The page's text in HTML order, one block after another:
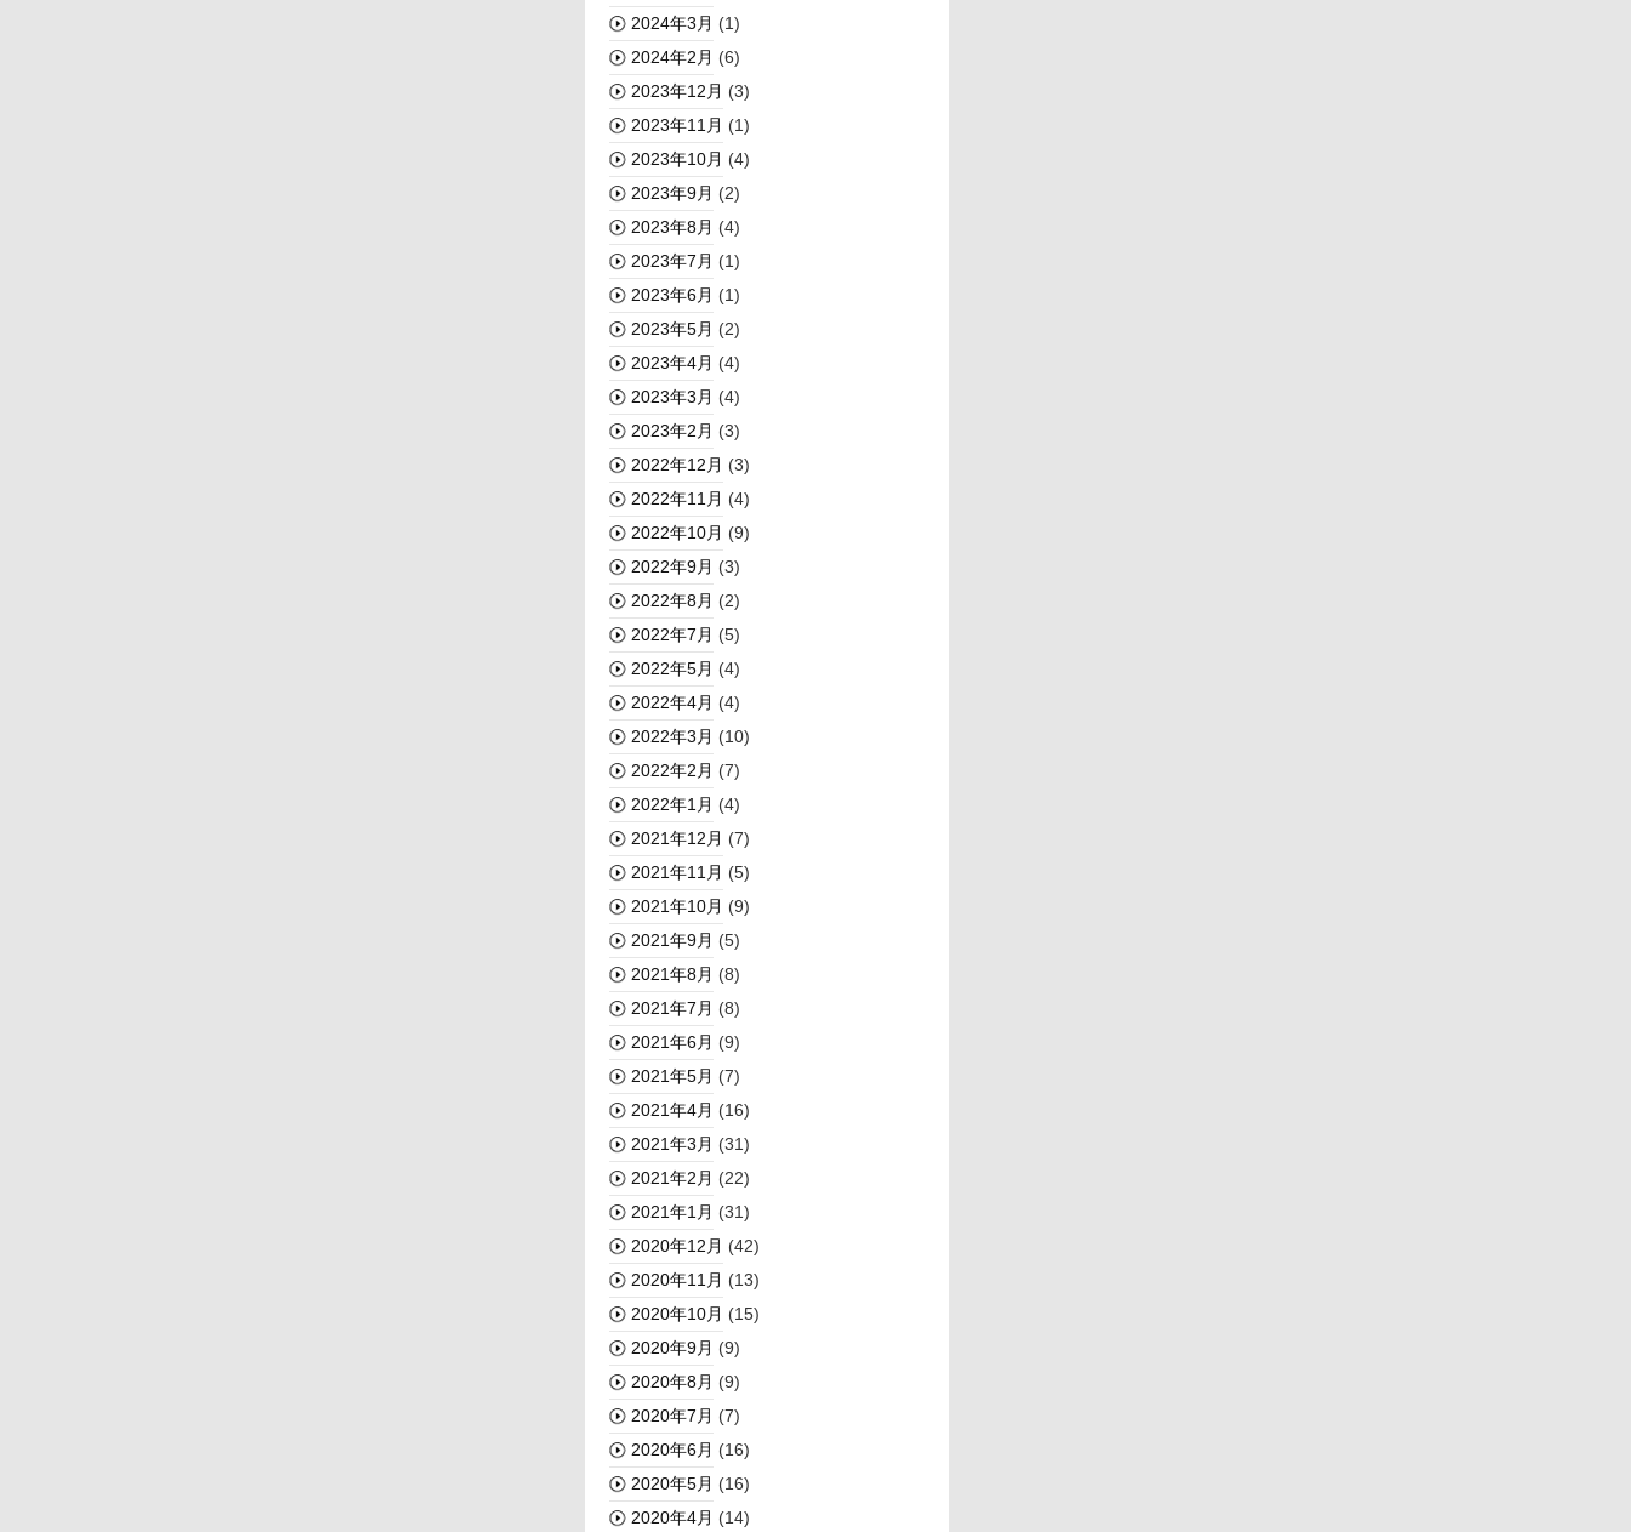
2024年3月 (1)
2024年2月 (6)
2023年12月 (3)
2023年11月 (1)
2023年10月 (4)
2023年9月 (2)
2023年8月 (4)
2023年7月 (1)
2023年6月 (1)
2023年5月 (2)
2023年4月 (4)
2023年3月 (4)
2023年2月 (3)
2022年12月 (3)
2022年11月 (4)
2022年10月 (9)
2022年9月 (3)
2022年8月 (2)
2022年7月 (5)
2022年5月 (4)
2022年4月 (4)
2022年3月 (10)
2022年2月 (7)
2022年1月 (4)
2021年12月 (7)
2021年11月 (5)
2021年10月 (9)
2021年9月 (5)
2021年8月 (8)
2021年7月 (8)
2021年6月 (9)
2021年5月 (7)
2021年4月 (16)
2021年3月 (31)
2021年2月 (22)
2021年1月 (31)
2020年12月 (42)
2020年11月 (13)
2020年10月 (15)
2020年9月 (9)
2020年8月 (9)
2020年7月 (7)
2020年6月 (16)
2020年5月 (16)
2020年4月 (14)